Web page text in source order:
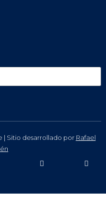
| Sitio desarrollado por Rafael